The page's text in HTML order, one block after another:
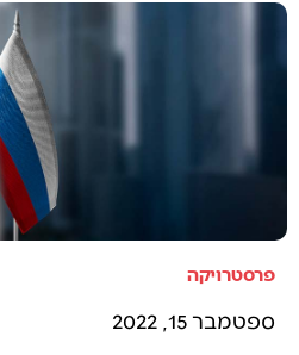
פרסטרויקה
ספטמבר 15, 2022